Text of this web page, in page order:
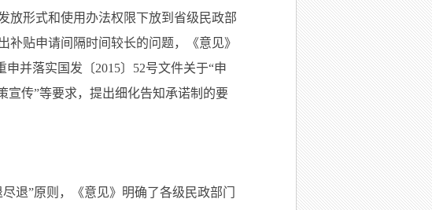
放形式和使用办法权限下放到省级民政部
贴申请间隔时间较长的问题，《意见》
申并落实国发〔2015〕52号文件关于“申
宣传”等要求，提出细化告知承诺制的要
退”原则，《意见》明确了各级民政部门